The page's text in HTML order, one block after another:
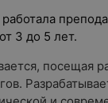
3 до 5 лет.
посещая